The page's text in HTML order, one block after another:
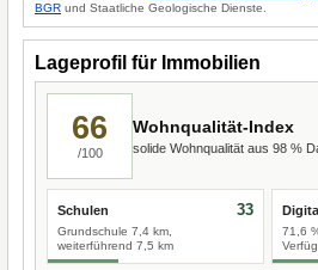
BGR und Staatliche Geologische Dienste.
Lageprofil für Immobilien
66
/100
Wohnqualität-Index
solide Wohnqualität aus 98 %
Schulen
Grundschule 7,4 km,
weiterführend 7,5 km
33
71,6